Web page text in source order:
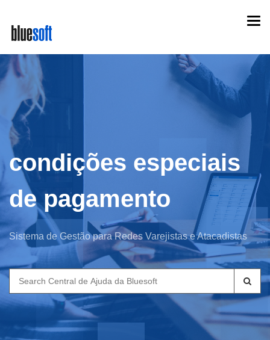
main
content
condições especiais
de pagamento
Sistema de Gestão para Redes Varejistas e Atacadistas
Search
for: